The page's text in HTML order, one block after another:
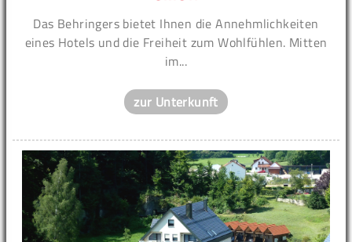
Das Behringers bietet Ihnen die Annehmlichkeiten
eines Hotels und die Freiheit zum Wohlfühlen. Mitten
im...
zur Unterkunft